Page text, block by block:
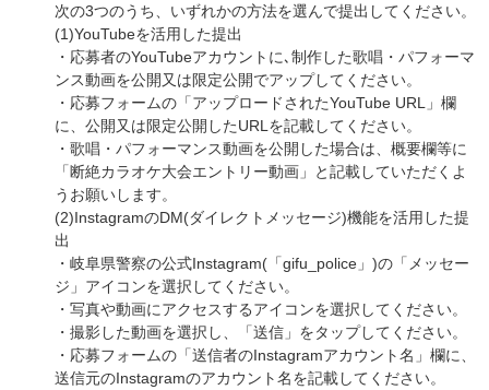
​次の3つのうち、いずれかの方法を選んで提出してください。
(1)YouTubeを活用した提出
​・応募者のYouTubeアカウントに､制作した歌唱・パフォーマ
ンス動画を公開又は限定公開でアップしてください。
・応募フォームの「アップロードされたYouTube URL」欄
に、公開又は限定公開したURLを記載してください。
​・歌唱・パフォーマンス動画を公開した場合は、概要欄等に
「断絶カラオケ大会エントリー動画」と記載していただくよ
うお願いします。
​(2)InstagramのDM(ダイレクトメッセージ)機能を活用した提
出
​・岐阜県警察の公式Instagram(「gifu_police」)の「メッセー
ジ」アイコンを選択してください。
​・写真や動画にアクセスするアイコンを選択してください。
​・撮影した動画を選択し、「送信」をタップしてください。
​・応募フォームの「送信者のInstagramアカウント名」欄に、
送信元のInstagramのアカウント名を記載してください。